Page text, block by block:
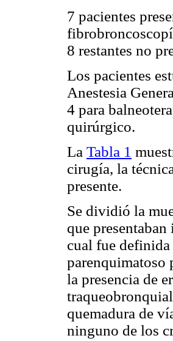
7 pacientes
8 restantes no
Los pacientes
Anestesia
4 para
quirúrgico.
La Tabla 1
cirugía, la
presente.
Se dividió la
que
cual fue
la presencia de
quemadura de
ninguno de los